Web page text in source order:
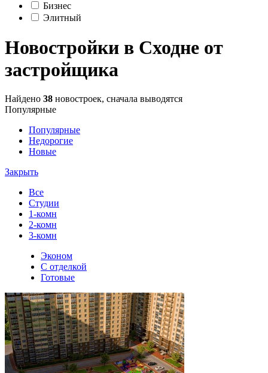
Бизнес
Элитный
Новостройки в Сходне от
застройщика
Найдено 38 новостроек, сначала выводятся
Популярные
Популярные
Недорогие
Новые
Закрыть
Все
Студии
1-комн
2-комн
3-комн
Эконом
С отделкой
Готовые